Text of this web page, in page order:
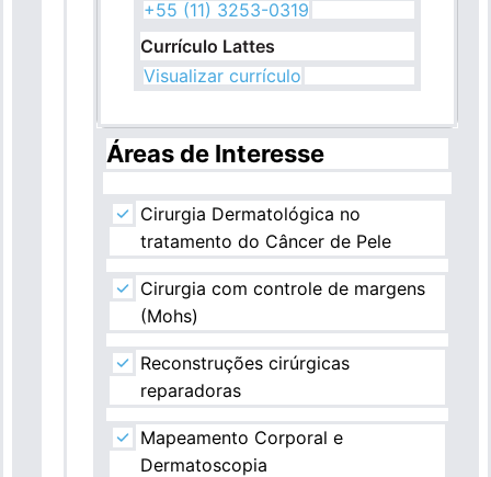
Navegação
Para você
Para empresas
Profissionais da saúde
+55 (11) 3253-0319
Currículo Lattes
Visualizar currículo
Áreas de Interesse
Cirurgia Dermatológica no
tratamento do Câncer de Pele
Cirurgia com controle de margens
(Mohs)
Reconstruções cirúrgicas
reparadoras
Mapeamento Corporal e
Dermatoscopia